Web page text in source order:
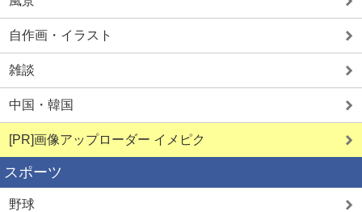
詳しく見る 詳しく見る
自作画・イラスト
雑談
中国・韓国
[PR]画像アップローダー イメピク
スポーツ
野球